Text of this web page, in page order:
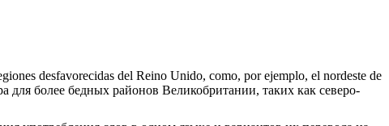
desfavorecidas del Reino Unido, como, por ejemplo, el nordeste de
более бедных районов Великобритании, таких как северо-